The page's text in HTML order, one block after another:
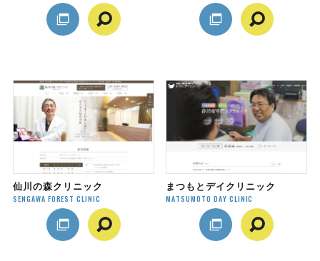
仙川の森クリニック
SENGAWA FOREST CLINIC
まつもとデイクリニック
MATSUMOTO DAY CLINIC